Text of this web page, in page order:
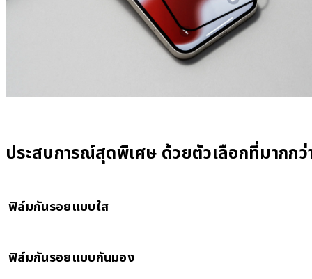
ประสบการณ์สุดพิเศษ ด้วยตัวเลือกที่มากกว่
ฟิล์มกันรอยแบบใส
ความโปร่งใสสูง ให้หน้าจอใสชัดเป็นพิเศษ
ฟิล์มกันรอยแบบกันมอง